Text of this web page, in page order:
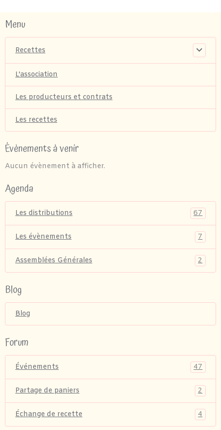
Menu
Recettes
L'association
Les producteurs et contrats
Les recettes
Évènements à venir
Aucun évènement à afficher.
Agenda
Les distributions 67
Les évènements 7
Assemblées Générales 2
Blog
Blog
Forum
Événements 47
Partage de paniers 2
Échange de recette 4